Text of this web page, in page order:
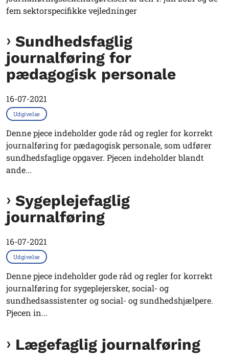
fem sektorspecifikke vejledninger
Sundhedsfaglig
journalføring for
pædagogisk personale
16-07-2021
Udgivelse
Denne pjece indeholder gode råd og regler for korrekt
journalføring for pædagogisk personale, som udfører
sundhedsfaglige opgaver. Pjecen indeholder blandt
ande...
Sygeplejefaglig
journalføring
16-07-2021
Udgivelse
Denne pjece indeholder gode råd og regler for korrekt
journalføring for sygeplejersker, social- og
sundhedsassistenter og social- og sundhedshjælpere.
Pjecen in...
Lægefaglig journalføring